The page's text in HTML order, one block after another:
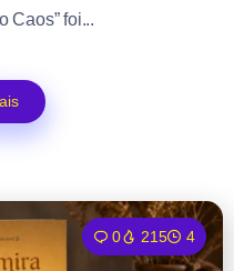
Caos” foi...
0 215 4